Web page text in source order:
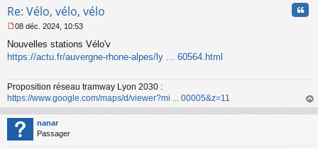
Re: Vélo, vélo, vélo
e
s
g
e
n
o
n
l
08 déc. 2024, 10:53
Nouvelles stations Vélo'v
https://actu.fr/auvergne-rhone-alpes/ly ... 60564.html
Proposition réseau tramway Lyon 2030 :
https://www.google.com/maps/d/viewer?mi ... 00005&z=11
au
nanar
Passager